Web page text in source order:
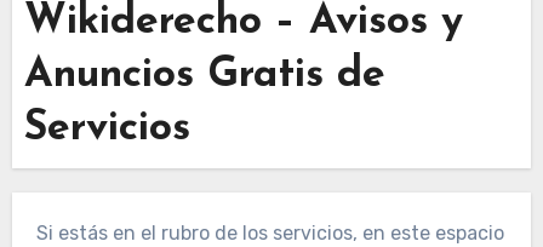
Wikiderecho – Avisos y
Anuncios Gratis de
Servicios
Si estás en el rubro de los servicios, en este espacio